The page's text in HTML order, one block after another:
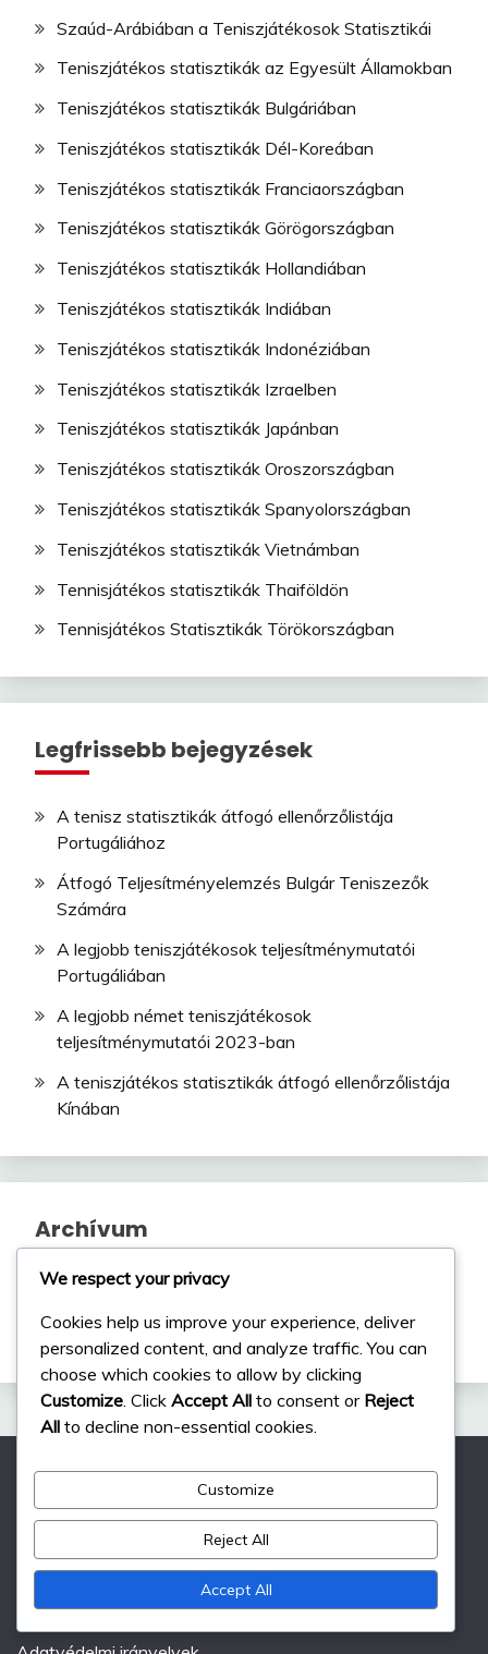
Szaúd-Arábiában a Teniszjátékosok Statisztikái
Teniszjátékos statisztikák az Egyesült Államokban
Teniszjátékos statisztikák Bulgáriában
Teniszjátékos statisztikák Dél-Koreában
Teniszjátékos statisztikák Franciaországban
Teniszjátékos statisztikák Görögországban
Teniszjátékos statisztikák Hollandiában
Teniszjátékos statisztikák Indiában
Teniszjátékos statisztikák Indonéziában
Teniszjátékos statisztikák Izraelben
Teniszjátékos statisztikák Japánban
Teniszjátékos statisztikák Oroszországban
Teniszjátékos statisztikák Spanyolországban
Teniszjátékos statisztikák Vietnámban
Tennisjátékos statisztikák Thaiföldön
Tennisjátékos Statisztikák Törökországban
Legfrissebb bejegyzések
A tenisz statisztikák átfogó ellenőrzőlistája
Portugáliához
Átfogó Teljesítményelemzés Bulgár Teniszezők
Számára
A legjobb teniszjátékosok teljesítménymutatói
Portugáliában
A legjobb német teniszjátékosok
teljesítménymutatói 2023-ban
A teniszjátékos statisztikák átfogó ellenőrzőlistája
Kínában
Archívum
December 2025
November 2025
Gyors linkek
Felhasználói szerződés
Rólunk
We respect your privacy
Cookies help us improve your experience, deliver
personalized content, and analyze traffic. You can
choose which cookies to allow by clicking
Customize . Click Accept All to consent or Reject
All to decline non-essential cookies.
Customize
Reject All
Accept All